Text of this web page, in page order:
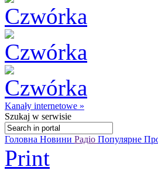
Kanały internetowe »
Szukaj w serwisie
Головна Новини Радіо Популярне
Print